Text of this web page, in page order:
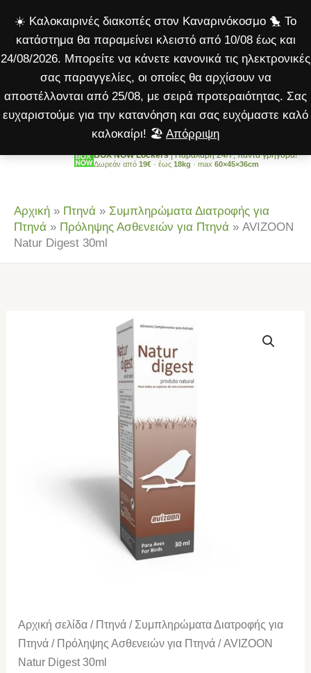
☀️ Καλοκαιρινές διακοπές στον Καναρινόκοσμο 🐤 Το
κατάστημα θα παραμείνει κλειστό από 10/08 έως και
24/08/2026. Μπορείτε να κάνετε κανονικά τις ηλεκτρονικές
σας παραγγελίες, οι οποίες θα αρχίσουν να
αποστέλλονται από 25/08, με σειρά προτεραιότητας. Σας
ευχαριστούμε για την κατανόηση και σας ευχόμαστε καλό
καλοκαίρι! 🏖️ Απόρριψη
στο
περιεχόμενο
BOX NOW Lockers| Παραλαβή 24/7, πάντα γρήγορα!
Δωρεάν από 19€ · έως 18kg · max 60×45×36cm
Αρχική » Πτηνά » Συμπληρώματα Διατροφής για
Πτηνά » Πρόληψης Ασθενειών για Πτηνά » AVIZOON
Natur Digest 30ml
Αρχική σελίδα / Πτηνά / Συμπληρώματα Διατροφής για
Πτηνά / Πρόληψης Ασθενειών για Πτηνά / AVIZOON
Natur Digest 30ml
30ml
ποσότητα